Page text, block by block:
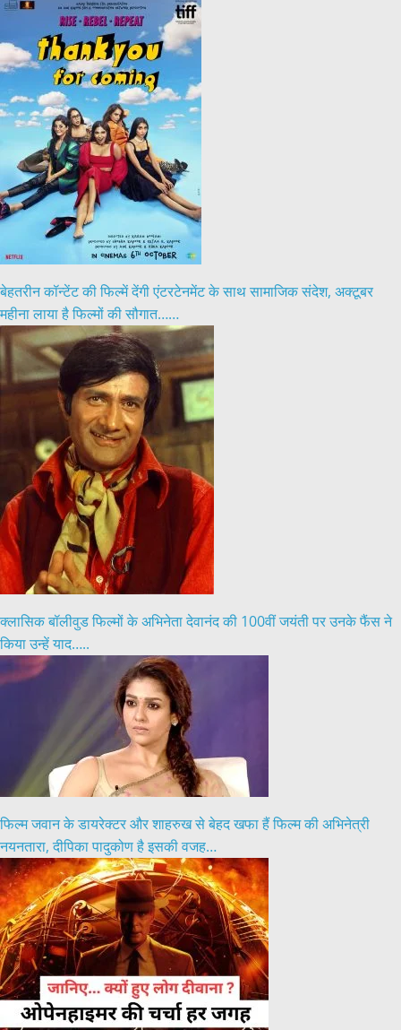
बेहतरीन कॉन्टेंट की फिल्में देंगी एंटरटेनमेंट के साथ सामाजिक संदेश, अक्टूबर
महीना लाया है फिल्मों की सौगात……
क्लासिक बॉलीवुड फिल्मों के अभिनेता देवानंद की 100वीं जयंती पर उनके फैंस ने
किया उन्हें याद…..
फिल्म जवान के डायरेक्टर और शाहरुख से बेहद खफा हैं फिल्म की अभिनेत्री
नयनतारा, दीपिका पादुकोण है इसकी वजह…